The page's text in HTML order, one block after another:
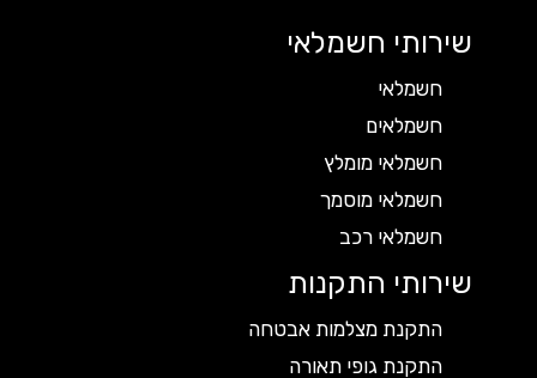
שירותי חשמלאי
חשמלאי
חשמלאים
חשמלאי מומלץ
חשמלאי מוסמך
חשמלאי רכב
שירותי התקנות
התקנת מצלמות אבטחה
התקנת גופי תאורה